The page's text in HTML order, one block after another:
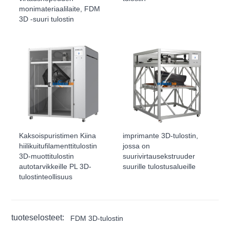
monimateriaalilaite, FDM
3D -suuri tulostin
Kaksoispuristimen Kiina
hiilikuitufilamenttitulostin
3D-muottitulostin
autotarvikkeille PL 3D-
tulostinteollisuus
imprimante 3D-tulostin,
jossa on
suurivirtausekstruuder
suurille tulostusalueille
tuoteselosteet:
FDM 3D-tulostin